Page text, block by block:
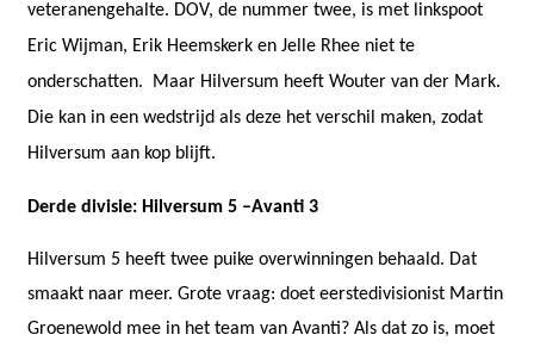
veteranengehalte. DOV, de nummer twee, is met linkspoot
Eric Wijman, Erik Heemskerk en Jelle Rhee niet te
onderschatten.
Maar Hilversum heeft Wouter van der Mark.
Die kan in een wedstrijd als deze het verschil maken, zodat
Hilversum aan kop blijft.
Derde divisie: Hilversum5 –Avanti 3
Hilversum 5 heeft twee puike overwinningen behaald. Dat
smaakt naar meer. Grote vraag: doet eerstedivisionist Martin
Groenewold mee in het team van Avanti? Als dat zo is, moet